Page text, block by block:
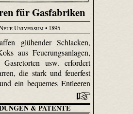
für Gasfabriken
Universum • 1895
glühender Schlacken,
aus Feuerungsanlagen,
Gasretorten usw. erfordert
die stark und feuerfest
ein bequemes Entleeren
& PATENTE